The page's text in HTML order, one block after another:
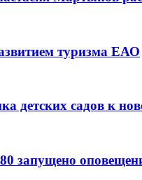
туризма ЕАО
детских садов к
запущено